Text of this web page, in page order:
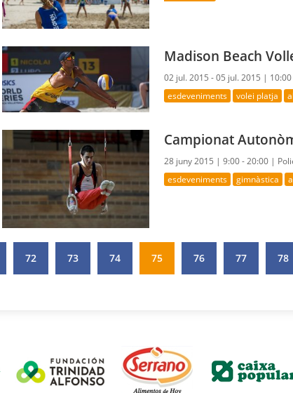
Madison Beach
02 jul. 2015 - 05 jul. 2015 |
esdeveniments volei platja
Campionat
28 juny 2015 |9:00 - 20:00 |
esdeveniments gimnàstica
72 73 74 75 76 77 78